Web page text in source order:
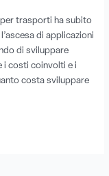
trasporti ha subito
di applicazioni
di sviluppare
i costi coinvolti e i
costa sviluppare